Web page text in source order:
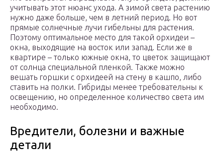
учитывать этот нюанс ухода. А зимой света растению
нужно даже больше, чем в летний период. Но вот
прямые солнечные лучи гибельны для растения.
Поэтому оптимальное место для такой орхидеи –
окна, выходящие на восток или запад. Если же в
квартире – только южные окна, то цветок защищают
от солнца специальной пленкой. Также можно
вешать горшки с орхидеей на стену в кашпо, либо
ставить на полки. Гибриды менее требовательны к
освещению, но определенное количество света им
необходимо.
Вредители, болезни и важные
детали